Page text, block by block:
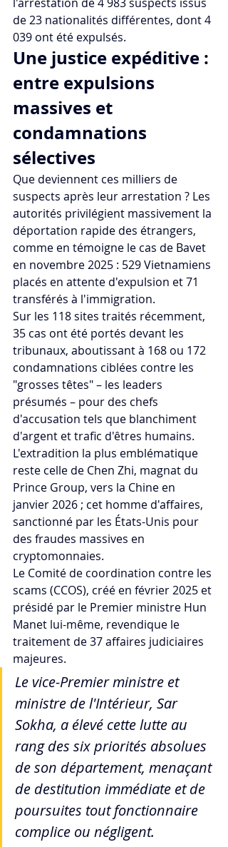
de 23 nationalités différentes, dont 4
039 ont été expulsés.
Une justice expéditive :
entre expulsions
massives et
condamnations
sélectives
Que deviennent ces milliers de
suspects après leur arrestation ? Les
autorités privilégient massivement la
déportation rapide des étrangers,
comme en témoigne le cas de Bavet
en novembre 2025 : 529 Vietnamiens
placés en attente d'expulsion et 71
transférés à l'immigration.
Sur les 118 sites traités récemment,
35 cas ont été portés devant les
tribunaux, aboutissant à 168 ou 172
condamnations ciblées contre les
"grosses têtes" – les leaders
présumés – pour des chefs
d'accusation tels que blanchiment
d'argent et trafic d'êtres humains.
L'extradition la plus emblématique
reste celle de Chen Zhi, magnat du
Prince Group, vers la Chine en
janvier 2026 ; cet homme d'affaires,
sanctionné par les États-Unis pour
des fraudes massives en
cryptomonnaies.
Le Comité de coordination contre les
scams (CCOS), créé en février 2025 et
présidé par le Premier ministre Hun
Manet lui-même, revendique le
traitement de 37 affaires judiciaires
majeures.
Le vice-Premier ministre et
ministre de l'Intérieur, Sar
Sokha, a élevé cette lutte au
rang des six priorités absolues
de son département, menaçant
de destitution immédiate et de
poursuites tout fonctionnaire
complice ou négligent.